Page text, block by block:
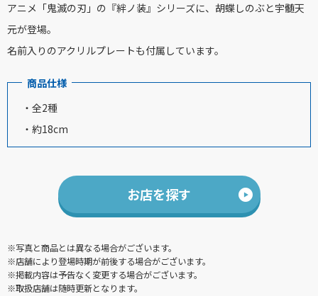
アニメ「鬼滅の刃」の『絆ノ装』シリーズに、胡蝶しのぶと宇髄天
元が登場。
名前入りのアクリルプレートも付属しています。
商品仕様
・全2種
・約18cm
お店を探す
※写真と商品とは異なる場合がございます。
※店舗により登場時期が前後する場合がございます。
※掲載内容は予告なく変更する場合がございます。
※取扱店舗は随時更新となります。